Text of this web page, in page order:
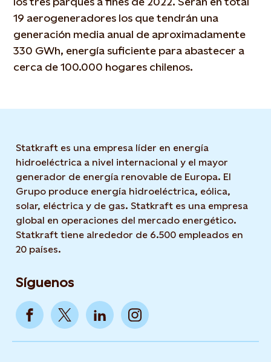
19 aerogeneradores los que tendrán una
generación media anual de aproximadamente
330 GWh, energía suficiente para abastecer a
cerca de 100.000 hogares chilenos.
Statkraft es una empresa líder en energía
hidroeléctrica a nivel internacional y el mayor
generador de energía renovable de Europa. El
Grupo produce energía hidroeléctrica, eólica,
solar, eléctrica y de gas. Statkraft es una empresa
global en operaciones del mercado energético.
Statkraft tiene alrededor de 6.500 empleados en
20 países.
Síguenos